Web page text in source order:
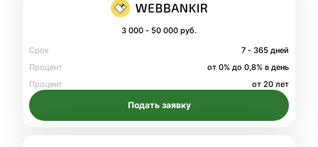
3 000 - 50 000 руб.
Срок
7 - 365 дней
Процент
от 0% до 0,8% в день
Процент
от 20 лет
Подать заявку